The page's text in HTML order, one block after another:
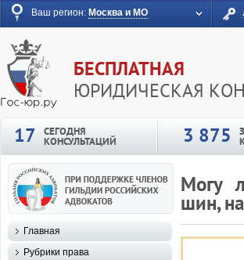
Ваш регион: Москва и МО
БЕСПЛАТНАЯ
ЮРИДИЧЕСКАЯ
17
СЕГОДНЯ
КОНСУЛЬТАЦИЙ 3 875
Могу
шин,
Главная
Рубрики права